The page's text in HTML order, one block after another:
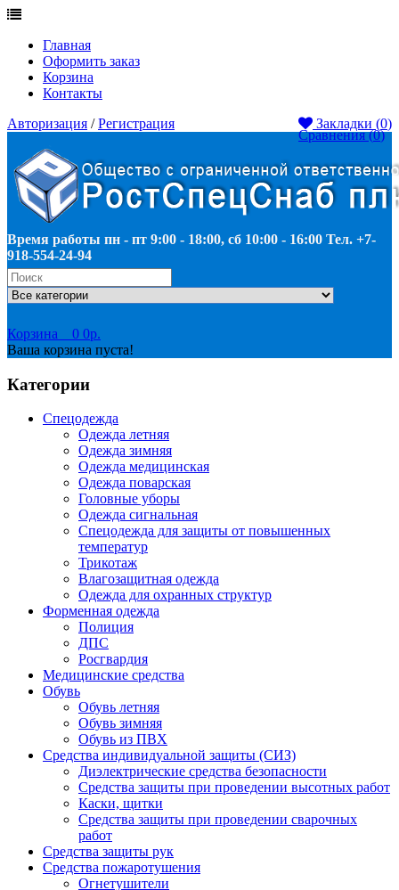
Главная
Оформить заказ
Корзина
Контакты
Закладки (0)
Сравнения (0)
Авторизация / Регистрация
Время работы пн - пт 9:00 - 18:00, сб 10:00 - 16:00 Тел. +7-
918-554-24-94
Корзина 0 0р.
Ваша корзина пуста!
Категории
Спецодежда
Одежда летняя
Одежда зимняя
Одежда медицинская
Одежда поварская
Головные уборы
Одежда сигнальная
Спецодежда для защиты от повышенных
температур
Трикотаж
Влагозащитная одежда
Одежда для охранных структур
Форменная одежда
Полиция
ДПС
Росгвардия
Медицинские средства
Обувь
Обувь летняя
Обувь зимняя
Обувь из ПВХ
Средства индивидуальной защиты (СИЗ)
Диэлектрические средства безопасности
Средства защиты при проведении высотных работ
Каски, щитки
Средства защиты при проведении сварочных
работ
Средства защиты рук
Средства пожаротушения
Огнетушители